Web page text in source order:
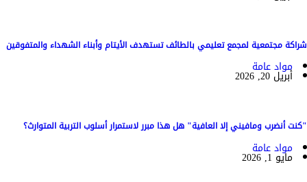
شراكة مجتمعية لمجمع تعليمي بالطائف تستهدف الأيتام وأبناء الشهداء والمتفوقين
مواد عامة
أبريل 20, 2026
"كنت أنضرب ومافيني إلا العافية" هل هذا مبرر لاستمرار أسلوب التربية المتوارث؟
مواد عامة
مايو 1, 2026